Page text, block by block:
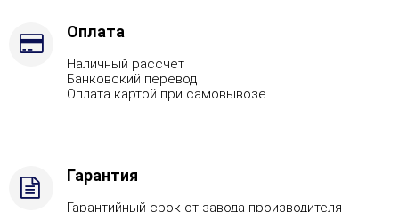
Оплата
Наличный рассчет
Банковский перевод
Оплата картой при самовывозе
Гарантия
Гарантийный срок от завода-производителя